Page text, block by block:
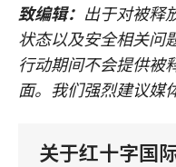
致编辑： 出于对被释
状态以及安全相关问
行动期间不会提供被
面。我们强烈建议媒
关于红十字国